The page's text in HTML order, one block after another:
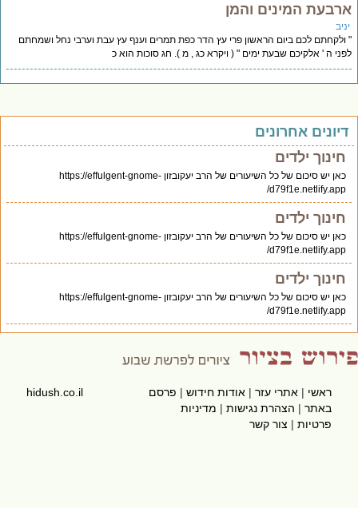
המינים והמן
לכם ביום הראשון פרי עץ הדר כפת תמרים וענף עץ עבת וערבי נחל ושמחתם
ה ' אלקיכם שבעת ימים " ( ויקרא כג , מ ). חג סוכות הוא כ
אחרונים
חינוך ילדים
כאן יש סיכום של כל השיעורים של הרב יעקובזון https://effulgent-gnome-
d79f1e.netlify.app/
חינוך ילדים
כאן יש סיכום של כל השיעורים של הרב יעקובזון https://effulgent-gnome-
d79f1e.netlify.app/
חינוך ילדים
כאן יש סיכום של כל השיעורים של הרב יעקובזון https://effulgent-gnome-
d79f1e.netlify.app/
ראשי|אתרי עזר|אודות חידוש|פרסם
באתר|הצהרת נגישות|מדיניות
פרטיות|צור קשר
hidush.co.il